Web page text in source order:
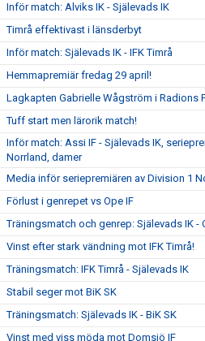
Inför match: Alviks IK - Själevads IK
Timrå effektivast i länsderbyt
Inför match: Själevads IK - IFK Timrå
Hemmapremiär fredag 29 april!
Lagkapten Gabrielle Wågström i Radions
Tuff start men lärorik match!
Inför match: Assi IF - Själevads IK,
Norrland, damer
Media inför seriepremiären av Division 1
Förlust i genrepet vs Ope IF
Träningsmatch och genrep: Själevads IK -
Vinst efter stark vändning mot IFK Timrå!
Träningsmatch: IFK Timrå - Själevads IK
Stabil seger mot BiK SK
Träningsmatch: Själevads IK - BiK SK
Vinst med viss möda mot Domsjö IF